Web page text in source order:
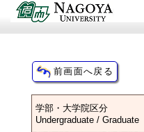
学部・大学院区分
Undergraduate / Graduate